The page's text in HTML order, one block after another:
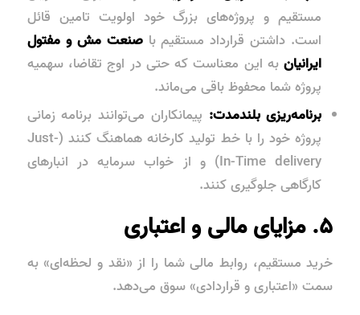
مستقیم و پروژه‌های بزرگ خود اولویت تامین قائل
است. داشتن قرارداد مستقیم باصنعت مش و مفتول
ایرانیانبه این معناست که حتی در اوج تقاضا، سهمیه
پروژه شما محفوظ باقی می‌ماند.
برنامه‌ریزی بلندمدت: پیمانکاران می‌توانند برنامه زمانی
پروژه خود را با خط تولید کارخانه هماهنگ کنند (Just-
In-Time delivery) و از خواب سرمایه در انبارهای
کارگاهی جلوگیری کنند.
۵. مزایای مالی و اعتباری
خرید مستقیم، روابط مالی شما را از «نقد و لحظه‌ای» به
سمت «اعتباری و قراردادی» سوق می‌دهد.